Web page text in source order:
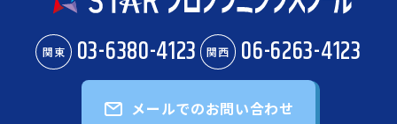
関東 03-6380-4123 関西 06-6263-4123
メールでのお問い合わせ